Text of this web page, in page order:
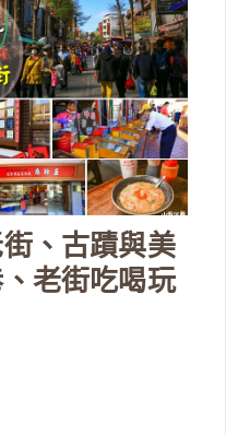
、古蹟與美
老街吃喝玩